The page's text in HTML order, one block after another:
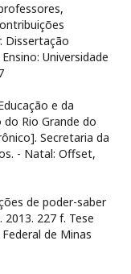
Dissertação
Universidade
e da
Rio Grande do
Secretaria da
- Natal: Offset,
de poder-saber
227 f. Tese
de Minas